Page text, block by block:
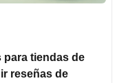
para tiendas de
reseñas de